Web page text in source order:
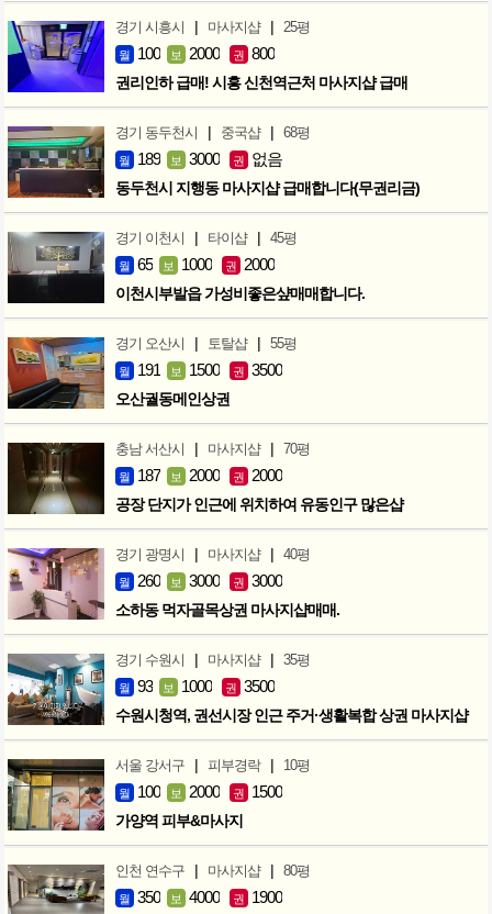
경기 시흥시 | 마사지샵 | 25평
월 100 보 2000 권 800
권리인하 급매! 시흥 신천역근처 마사지샵 급매
경기 동두천시 | 중국샵 | 68평
월 189 보 3000 권 없음
동두천시 지행동 마사지샵 급매합니다(무권리금)
경기 이천시 | 타이샵 | 45평
월 65 보 1000 권 2000
이천시부발읍 가성비좋은샾매매합니다.
경기 오산시 | 토탈샵 | 55평
월 191 보 1500 권 3500
오산궐동메인상권
충남 서산시 | 마사지샵 | 70평
월 187 보 2000 권 2000
공장 단지가 인근에 위치하여 유동인구 많은샵
경기 광명시 | 마사지샵 | 40평
월 260 보 3000 권 3000
소하동 먹자골목상권 마사지샵매매.
경기 수원시 | 마사지샵 | 35평
월 93 보 1000 권 3500
수원시청역, 권선시장 인근 주거·생활복합 상권 마사지샵
서울 강서구 | 피부경락 | 10평
월 100 보 2000 권 1500
가양역 피부&마사지
인천 연수구 | 마사지샵 | 80평
월 350 보 4000 권 1900